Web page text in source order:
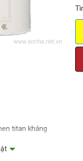
titan kháng
bên ngoài sơn